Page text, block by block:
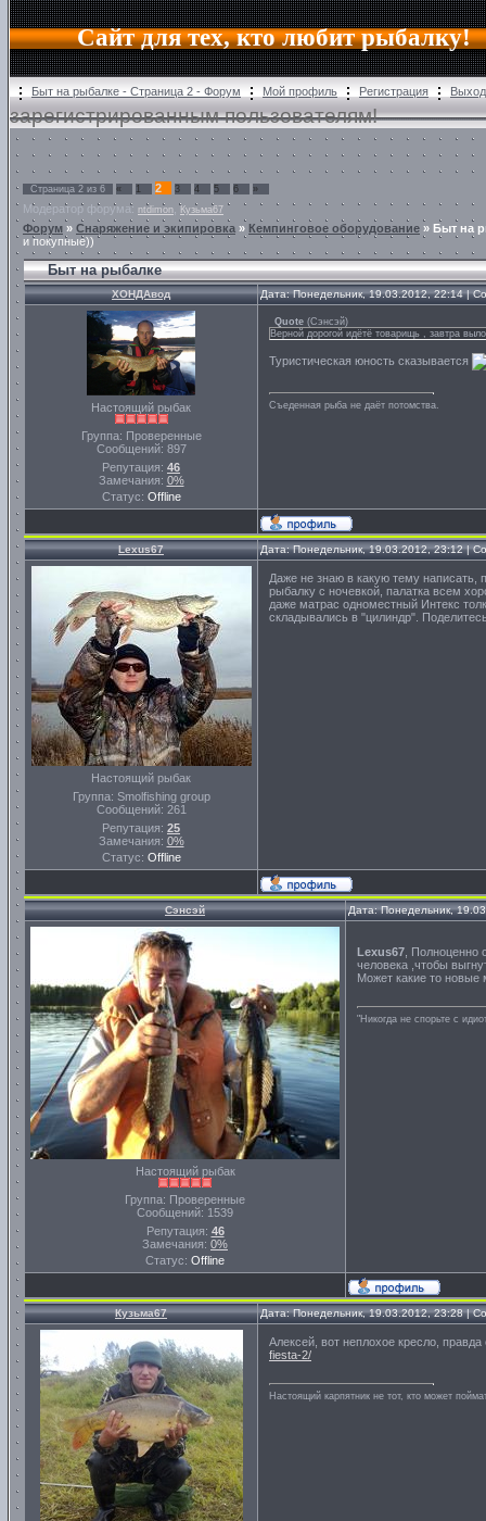
Сайт для тех, кто любит рыбалку!
Быт на рыбалке - Страница 2 - Форум Мой профиль Регистрация Выход
зарегистрированным пользователям!
Страница 2 из 6 « 1 2 3 4 5 6 »
Модератор форума: ntdimon , Кузьма67
Форум » Снаряжение и экипировка » Кемпинговое оборудование » Быт на
и покупные))
Быт на рыбалке
ХОНДАвод Дата: Понедельник, 19.03.2012, 22:14 |
Настоящий рыбак
Группа: Проверенные
Сообщений: 897
Репутация: 46
Замечания: 0%
Статус: Offline
Quote (Сэнсэй)
Верной дорогой идётё товарищь , завтра
Туристическая юность сказывается
Съеденная рыба не даёт потомства.
Lexus67 Дата: Понедельник, 19.03.2012, 23:12 |
Настоящий рыбак
Группа: Smolfishing group
Сообщений: 261
Репутация: 25
Замечания: 0%
Статус: Offline
Даже не знаю в какую тему
рыбалку с ночевкой, палатка всем
даже матрас одноместный Интекс
складывались в "цилиндр".
Сэнсэй Дата: Понедельник,
Настоящий рыбак
Группа: Проверенные
Сообщений: 1539
Репутация: 46
Замечания: 0%
Статус: Offline
Lexus67 ,
человека ,чтобы
Может какие то новые
"Никогда не спорьте с
Кузьма67 Дата: Понедельник, 19.03.2012, 23:28 |
Алексей, вот неплохое кресло,
fiesta-2/
Настоящий карпятник не тот, кто может